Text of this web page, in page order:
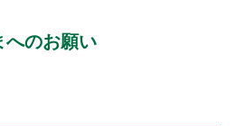
へのお願い